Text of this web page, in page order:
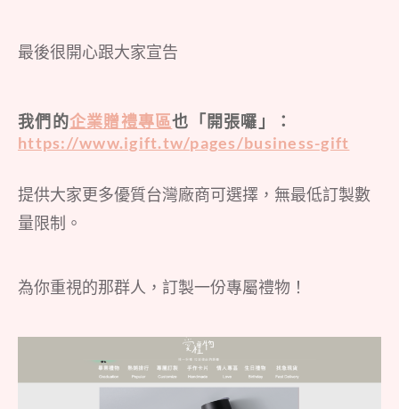
最後很開心跟大家宣告
我們的企業贈禮專區也「開張囉」：
https://www.igift.tw/pages/business-gift
提供大家更多優質台灣廠商可選擇，無最低訂製數
量限制。
為你重視的那群人，訂製一份專屬禮物！